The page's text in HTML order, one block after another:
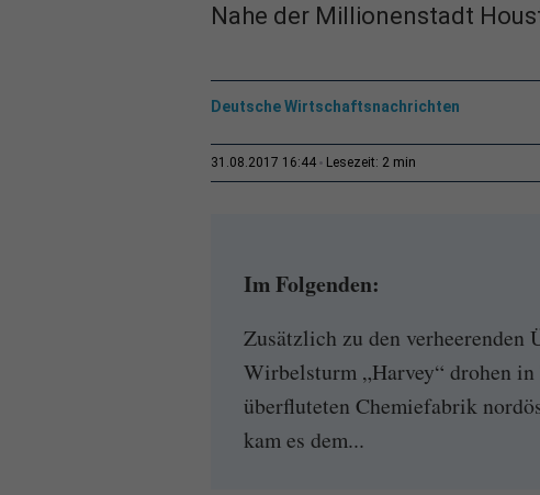
Nahe der Millionenstadt
Deutsche Wirtschaftsnachrichten
31.08.2017 16:44 Lesezeit: 2 min
Im Folgenden:
Zusätzlich zu den verheerenden
Wirbelsturm „Harvey“ drohen
überfluteten Chemiefabrik
kam es dem...